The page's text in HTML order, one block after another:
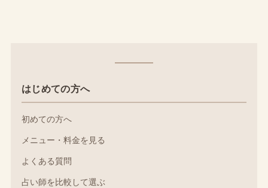
はじめての方へ
初めての方へ
メニュー・料金を見る
よくある質問
占い師を比較して選ぶ